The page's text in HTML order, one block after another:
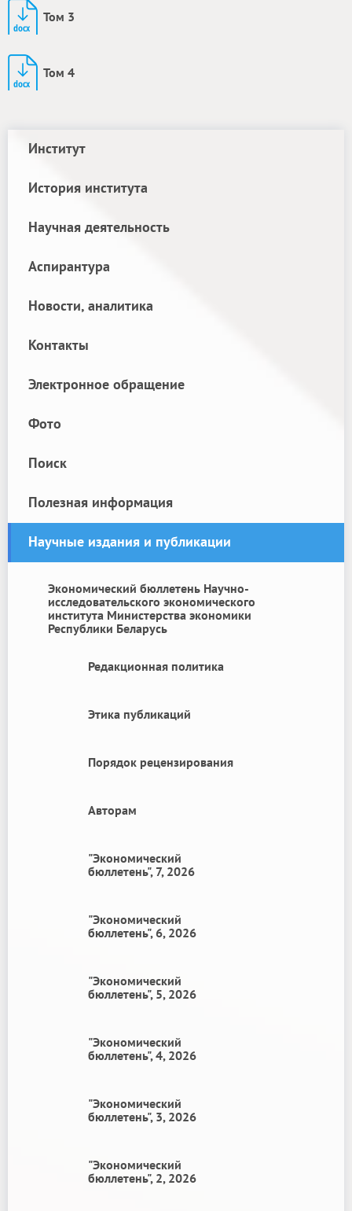
Том 3
Том 4
Институт
История института
Научная деятельность
Аспирантура
Новости, аналитика
Контакты
Электронное обращение
Фото
Поиск
Полезная информация
Научные издания и публикации
Экономический бюллетень Научно-
исследовательского экономического
института Министерства экономики
Республики Беларусь
Редакционная политика
Этика публикаций
Порядок рецензирования
Авторам
"Экономический
бюллетень", 7, 2026
"Экономический
бюллетень", 6, 2026
"Экономический
бюллетень", 5, 2026
"Экономический
бюллетень", 4, 2026
"Экономический
бюллетень", 3, 2026
"Экономический
бюллетень", 2, 2026